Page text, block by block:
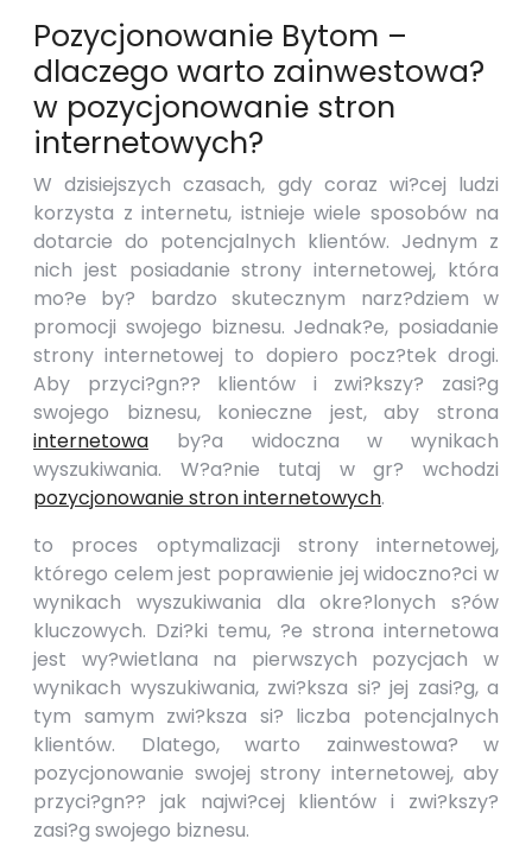
Pozycjonowanie Bytom –
dlaczego warto zainwestowa?
w pozycjonowanie stron
internetowych?
W dzisiejszych czasach, gdy coraz wi?cej ludzi
korzysta z internetu, istnieje wiele sposobów na
dotarcie do potencjalnych klientów. Jednym z
nich jest posiadanie strony internetowej, która
mo?e by? bardzo skutecznym narz?dziem w
promocji swojego biznesu. Jednak?e, posiadanie
strony internetowej to dopiero pocz?tek drogi.
Aby przyci?gn?? klientów i zwi?kszy? zasi?g
swojego biznesu, konieczne jest, aby strona
internetowa by?a widoczna w wynikach
wyszukiwania. W?a?nie tutaj w gr? wchodzi
pozycjonowanie stron internetowych.
to proces optymalizacji strony internetowej,
którego celem jest poprawienie jej widoczno?ci w
wynikach wyszukiwania dla okre?lonych s?ów
kluczowych. Dzi?ki temu, ?e strona internetowa
jest wy?wietlana na pierwszych pozycjach w
wynikach wyszukiwania, zwi?ksza si? jej zasi?g, a
tym samym zwi?ksza si? liczba potencjalnych
klientów. Dlatego, warto zainwestowa? w
pozycjonowanie swojej strony internetowej, aby
przyci?gn?? jak najwi?cej klientów i zwi?kszy?
zasi?g swojego biznesu.